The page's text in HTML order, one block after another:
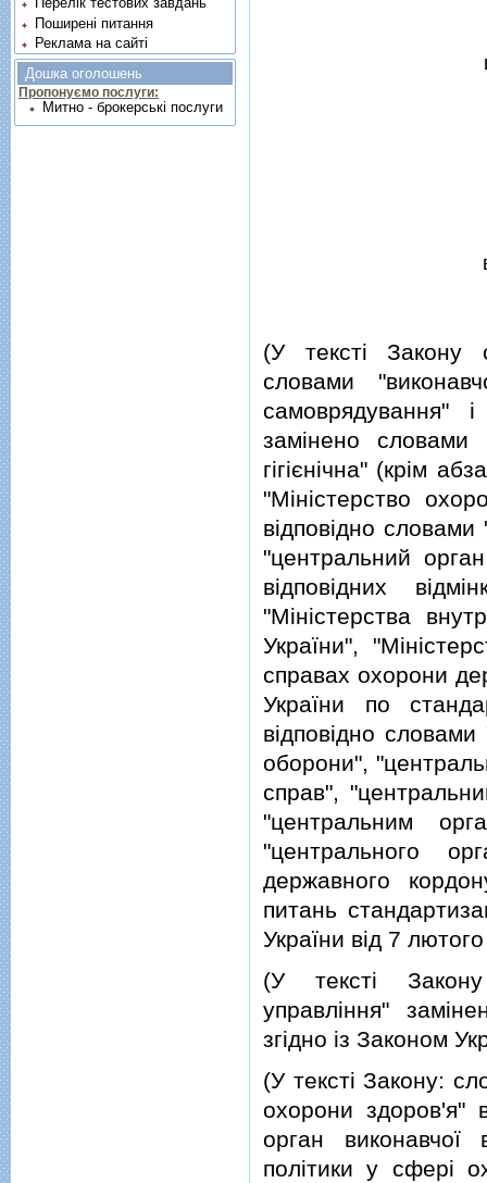
(У текстi Закону
словами
самоврядування" i
замiнено словами
гiгiєнiчна" (крiм
"Мiнiстерство
вiдповiдно словами
"центральний
вiдповiдних
"Мiнiстерства
України",
справах охорони
України по
вiдповiдно словами
оборони",
справ",
"центральним
"центрального
державного
питань
України вiд 7
(У текстi Закону
управлiння"
згiдно iз Законом
(У текстi Закону:
охорони здоров'я"
орган
полiтики у сферi
Поширені питання
Реклама на сайті
Дошка оголошень
Пропонуємо послуги:
Митно - брокерські послуги